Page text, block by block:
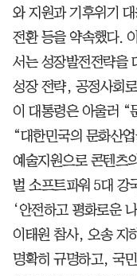
와 지원과 기후위기
전환 등을 약속했다.
서는 성장발전전략을
성장 전략, 공정사회
이 대통령은 아울러 “
“대한민국의 문화산
예술지원으로 콘텐츠
벌 소프트파워 5대 강
‘안전하고 평화로운
이태원 참사, 오송 지
명확히 규명하고, 국